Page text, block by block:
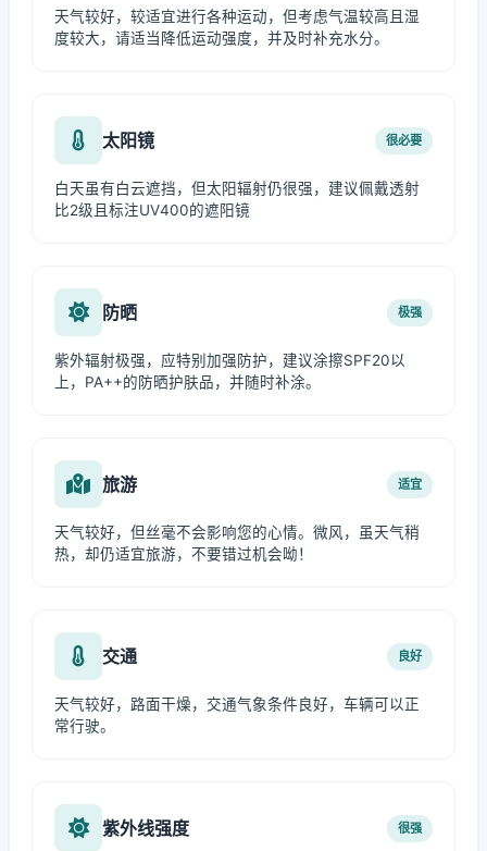
天气较好，较适宜进行各种运动，但考虑气温较高且湿
度较大，请适当降低运动强度，并及时补充水分。
太阳镜 很必要
白天虽有白云遮挡，但太阳辐射仍很强，建议佩戴透射
比2级且标注UV400的遮阳镜
防晒 极强
紫外辐射极强，应特别加强防护，建议涂擦SPF20以
上，PA++的防晒护肤品，并随时补涂。
旅游 适宜
天气较好，但丝毫不会影响您的心情。微风，虽天气稍
热，却仍适宜旅游，不要错过机会呦！
交通 良好
天气较好，路面干燥，交通气象条件良好，车辆可以正
常行驶。
紫外线强度 很强